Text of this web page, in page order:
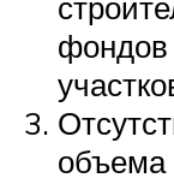
фондов
объема